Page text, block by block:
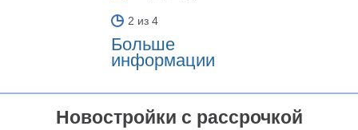
2 из 4
Больше
информации
Новостройки с рассрочкой